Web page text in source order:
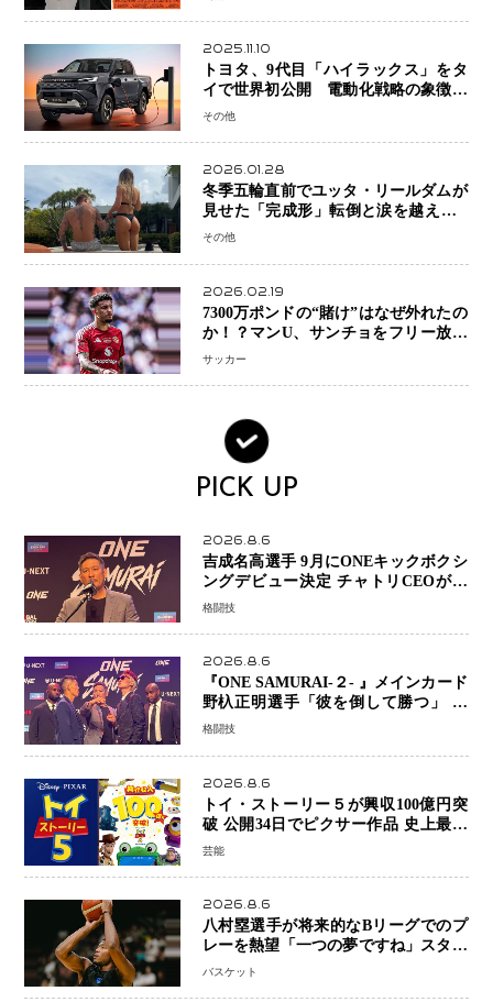
2025.11.10
トヨタ、9代目「ハイラックス」をタ
イで世界初公開 電動化戦略の象徴と
なるBEVモデルを初設定
その他
2026.01.28
冬季五輪直前でユッタ・リールダムが
見せた「完成形」転倒と涙を越えて─
ミラノで金を狙うオランダ女王の現在
その他
2026.02.19
7300万ポンドの“賭け”はなぜ外れたの
か！？マンU、サンチョをフリー放出
へ・・・補強戦略の転換点に
サッカー
PICK UP
2026.8.6
吉成名高選手 9月にONEキックボクシ
ングデビュー決定 チャトリCEOがサ
プライズ発表 2カ月連続参戦へ
格闘技
2026.8.6
『ONE SAMURAI-２- 』メインカード
野杁正明選手「彼を倒して勝つ」 リ
ウ・メンヤンとの因縁に決着へ 再起
初戦
格闘技
2026.8.6
トイ・ストーリー５が興収100億円突
破 公開34日でピクサー作品 史上最速
日本歴代シリーズ最高更新も目前
芸能
2026.8.6
八村塁選手が将来的なBリーグでのプ
レーを熱望「一つの夢ですね」スター
帰還がリーグ価値を押し上げる可能性
バスケット